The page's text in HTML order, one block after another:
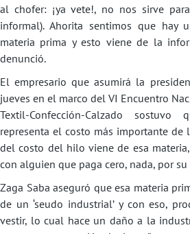
al chofer: ¡ya vete!, no nos sirve
informal). Ahorita sentimos que hay
materia prima y esto viene de la
denunció.
El empresario que asumirá la
jueves en el marco del VI Encuentro
Textil-Confección-Calzado
representa el costo más importante de
del costo del hilo viene de esa
con alguien que paga cero, nada, por su
Zaga Saba aseguró que esa materia
de un ‘seudo industrial’ y con eso,
vestir, lo cual hace un daño a la